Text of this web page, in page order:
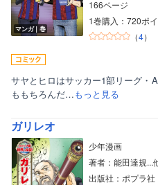
マンガ｜巻
166ページ
1巻購入：720ポ
（4）
サヤとヒロはサッカー1部リーグ・
ももちろんだ…もっと見る
ガリレオ
少年漫画
著者：能田達規...
出版社：ポプラ社